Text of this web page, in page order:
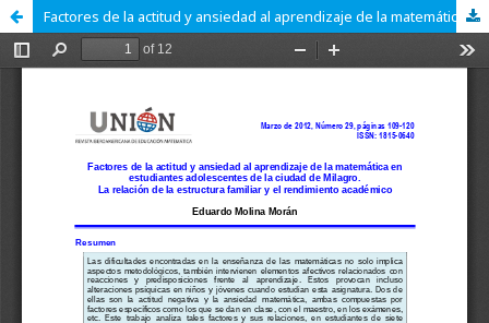
Factores de la actitud y ansiedad al aprendizaje de la matemática en estudiantes adolescentes de la ciudad de Milagro. La relación de la estructura familiar y el rendimiento académico